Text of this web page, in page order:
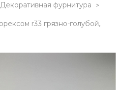
Декоративная фурнитура >